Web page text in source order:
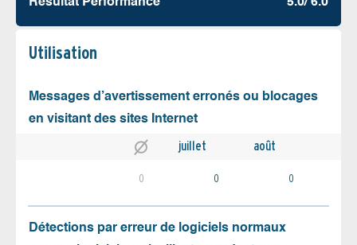
Utilisation
Messages d’avertissement erronés ou blocages
en visitant des sites Internet
juillet août
0 0 0
Détections par erreur de logiciels normaux